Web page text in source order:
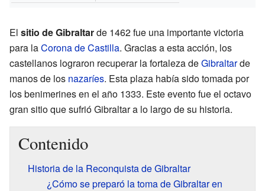
El sitio de Gibraltarde 1462 fue una importante victoria
para laCorona de Castilla. Gracias a esta acción, los
castellanos lograron recuperar la fortaleza deGibraltarde
manos de los nazaríes. Esta plaza había sido tomada por
los benimerines en el año 1333. Este evento fue el octavo
gran sitio que sufrió Gibraltar a lo largo de su historia.
Contenido
Historia de la Reconquista de Gibraltar
¿Cómo se preparó la toma de Gibraltar en